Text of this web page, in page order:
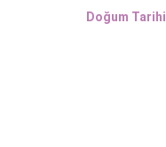
Doğum Tarihi